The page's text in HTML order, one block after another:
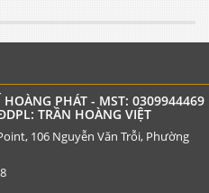
PHÁT - MST: 0309944469
TRẦN HOÀNG VIỆT
106 Nguyễn Văn Trỗi, Phường